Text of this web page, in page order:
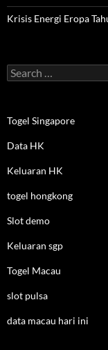
Krisis Energi Eropa
Search
for:
Togel Singapore
Data HK
Keluaran HK
togel hongkong
Slot demo
Keluaran sgp
Togel Macau
slot pulsa
data macau hari ini